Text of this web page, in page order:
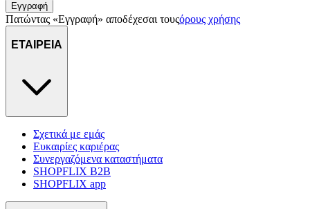
Εγγραφή
Πατώντας «Εγγραφή» αποδέχεσαι τουςόρους χρήσης
ΕΤΑΙΡΕΙΑ
Σχετικά με εμάς
Ευκαιρίες καριέρας
Συνεργαζόμενα καταστήματα
SHOPFLIX B2B
SHOPFLIX app